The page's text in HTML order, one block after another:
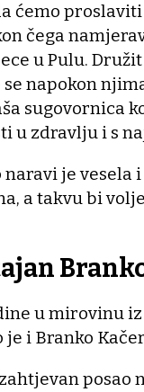
ćemo
čega
u Pulu. Družit
se napokon
sugovornica
u zdravlju i s
naravi je vesela
a takvu bi
u mirovinu
je i Branko
posao